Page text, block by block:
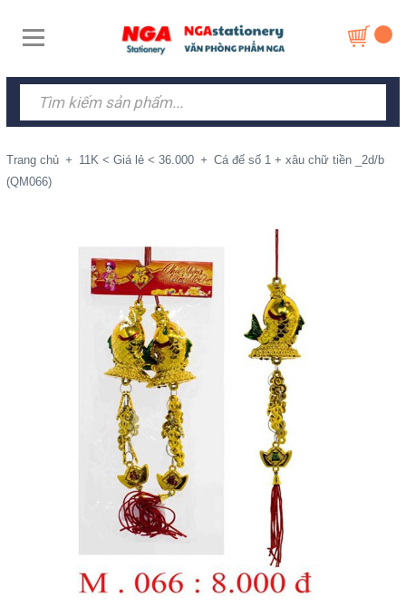
Trang chủ + 11K < Giá lẻ < 36.000 + Cá đế số 1 + xâu chữ tiền _2d/b
(QM066)